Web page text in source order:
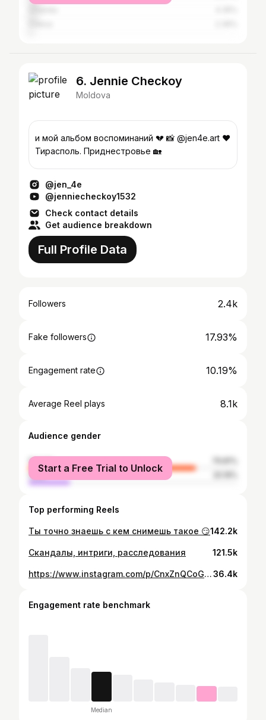
6. Jennie Checkoy
Moldova
и мой альбом воспоминаний 💔 📸 @jen4e.art ❤️
Тирасполь. Приднестровье 🏡
@jen_4e
@jenniecheckoy1532
Check contact details
Get audience breakdown
Full Profile Data
Followers 2.4k
Fake followers 17.93%
Engagement rate 10.19%
Average Reel plays 8.1k
Audience gender
female
male
Start a Free Trial to Unlock
Top performing Reels
Ты точно знаешь с кем снимешь такое 😏142.2k
Скандалы, интриги, расследования 121.5k
https://www.instagram.com/p/CnxZnQCoGnz/36.4k
Engagement rate benchmark
Median